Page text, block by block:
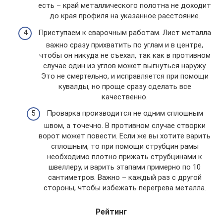
есть – край металлического полотна не доходит
до края профиля на указанное расстояние.
Приступаем к сварочным работам. Лист металла
важно сразу прихватить по углам и в центре,
чтобы он никуда не съехал, так как в противном
случае один из углов может выгнуться наружу.
Это не смертельно, и исправляется при помощи
кувалды, но проще сразу сделать все
качественно.
Проварка производится не одним сплошным
швом, а точечно. В противном случае створки
ворот может повести. Если же вы хотите варить
сплошным, то при помощи струбцин рамы
необходимо плотно прижать струбцинами к
швеллеру, и варить этапами примерно по 10
сантиметров. Важно – каждый раз с другой
стороны, чтобы избежать перегрева металла.
Рейтинг